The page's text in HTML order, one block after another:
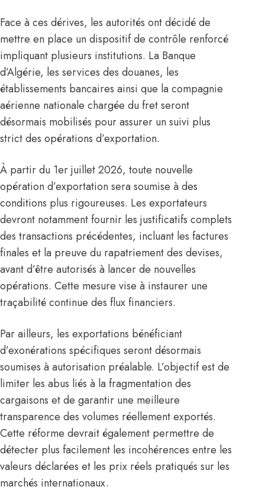
Face à ces dérives, les autorités ont décidé de
mettre en place un dispositif de contrôle renforcé
impliquant plusieurs institutions. La Banque
d’Algérie, les services des douanes, les
établissements bancaires ainsi que la compagnie
aérienne nationale chargée du fret seront
désormais mobilisés pour assurer un suivi plus
strict des opérations d’exportation.
À partir du 1er juillet 2026, toute nouvelle
opération d’exportation sera soumise à des
conditions plus rigoureuses. Les exportateurs
devront notamment fournir les justificatifs complets
des transactions précédentes, incluant les factures
finales et la preuve du rapatriement des devises,
avant d’être autorisés à lancer de nouvelles
opérations. Cette mesure vise à instaurer une
traçabilité continue des flux financiers.
Par ailleurs, les exportations bénéficiant
d’exonérations spécifiques seront désormais
soumises à autorisation préalable. L’objectif est de
limiter les abus liés à la fragmentation des
cargaisons et de garantir une meilleure
transparence des volumes réellement exportés.
Cette réforme devrait également permettre de
détecter plus facilement les incohérences entre les
valeurs déclarées et les prix réels pratiqués sur les
marchés internationaux.